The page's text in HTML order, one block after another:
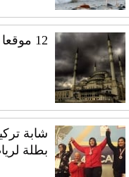
12 موقعا تاريخيا دينيا في تركيا
شابة
بطلة